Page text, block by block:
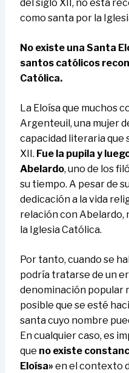
del siglo XII, no está
como santa por la
No existe una Santa
santos católicos
Católica.
La Eloísa que muchos
Argenteuil, una mujer
capacidad literaria que
XII. Fue la pupila y
Abelardo, uno de los
su tiempo. A pesar de
dedicación a la vida
relación con Abelardo,
la Iglesia Católica.
Por tanto, cuando se
podría tratarse de un
denominación popular
posible que se esté
santa cuyo nombre
En cualquier caso, es
que no existe
Eloísa» en el contexto